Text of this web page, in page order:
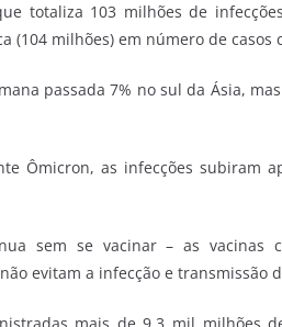
totaliza 103 milhões de
(104 milhões) em número de casos
passada 7% no sul da Ásia,
Ômicron, as infecções subiram
sem se vacinar – as vacinas
evitam a infecção e transmissão